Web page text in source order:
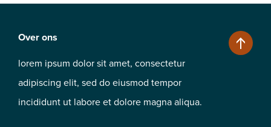
Over ons
lorem ipsum dolor sit amet, consectetur
adipiscing elit, sed do eiusmod tempor
incididunt ut labore et dolore magna aliqua.